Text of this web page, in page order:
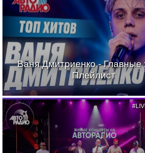
Ваня Дмитриенко - Главные
Плейлист